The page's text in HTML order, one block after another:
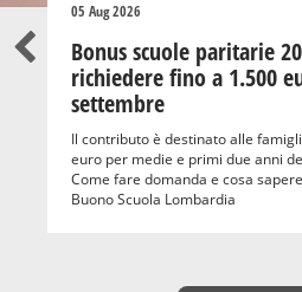
05 Aug 2026
Bonus scuole paritarie
richiedere fino a 1.500
settembre
Il contributo è destinato alle
euro per medie e primi due anni
Come fare domanda e cosa
Buono Scuola Lombardia